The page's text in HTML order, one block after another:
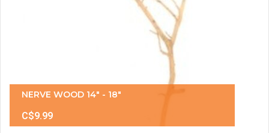
NERVE WOOD 14" - 18"
C$9.99